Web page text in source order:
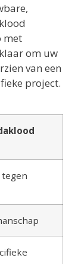
met
om uw
van een
project.
tegen